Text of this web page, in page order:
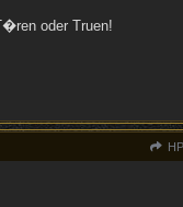
oder Truen!